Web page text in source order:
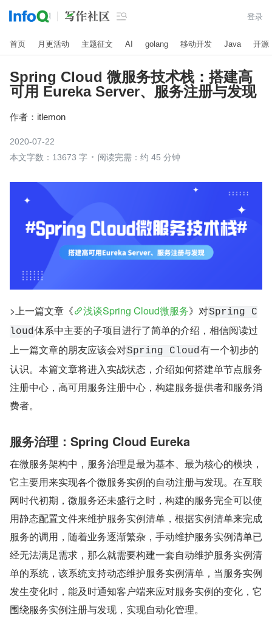
 登录
首页 月更活动 主题征文 AI golang 移动开发 Java 开源
Spring Cloud 微服务技术栈：搭建高
可用 Eureka Server、服务注册与发现
作者： itlemon
2020-07-22
本文字数：13673 字
阅读完需：约 45 分钟
>上一篇文章《 浅谈Spring Cloud微服务》对Spring C
loud体系中主要的子项目进行了简单的介绍，相信阅读过
上一篇文章的朋友应该会对Spring Cloud有一个初步的
认识。本篇文章将进入实战状态，介绍如何搭建单节点服务
注册中心，高可用服务注册中心，构建服务提供者和服务消
费者。
服务治理：Spring Cloud Eureka
在微服务架构中，服务治理是最为基本、最为核心的模块，
它主要用来实现各个微服务实例的自动注册与发现。在互联
网时代初期，微服务还未盛行之时，构建的服务完全可以使
用静态配置文件来维护服务实例清单，根据实例清单来完成
服务的调用，随着业务逐渐繁杂，手动维护服务实例清单已
经无法满足需求，那么就需要构建一套自动维护服务实例清
单的系统，该系统支持动态维护服务实例清单，当服务实例
发生变化时，能及时通知客户端来应对服务实例的变化，它
围绕服务实例注册与发现，实现自动化管理。